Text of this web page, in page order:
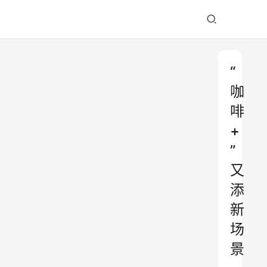
“
咖
啡
+
”
又
添
新
场
景